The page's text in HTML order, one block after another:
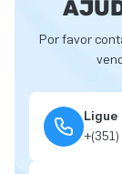
Por favor
Ligue